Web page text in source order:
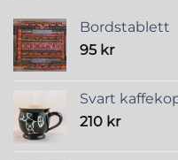
Bordstablett
95 kr
Svart
210 kr